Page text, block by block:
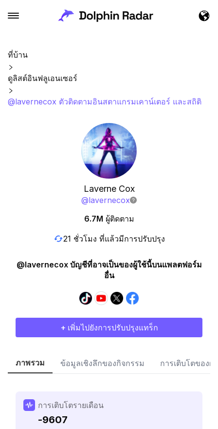
ที่บ้าน
ดูลิสต์อินฟลูเอนเซอร์
@lavernecox ตัวติดตามอินสตาแกรมเคาน์เตอร์ และสถิติ
Laverne Cox
@lavernecox
6.7M ผู้ติดตาม
21 ชั่วโมง ที่แล้วมีการปรับปรุง
@lavernecox บัญชีที่อาจเป็นของผู้ใช้นี้บนแพลตฟอร์ม
อื่น
+ เพิ่มไปยังการปรับปรุงแทร็ก
ภาพรวม ข้อมูลเชิงลึกของกิจกรรม การเติบโตของผู้
การเติบโตรายเดือน
-9607